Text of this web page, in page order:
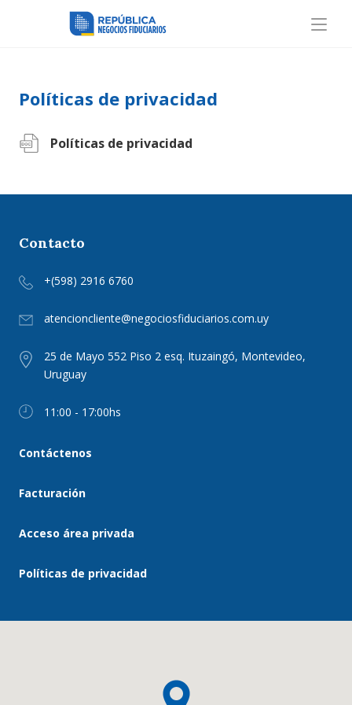
Políticas de privacidad
Políticas de privacidad
Contacto
+(598) 2916 6760
atencioncliente@negociosfiduciarios.com.uy
25 de Mayo 552 Piso 2 esq. Ituzaingó, Montevideo,
Uruguay
11:00 - 17:00hs
Contáctenos
Facturación
Acceso área privada
Políticas de privacidad